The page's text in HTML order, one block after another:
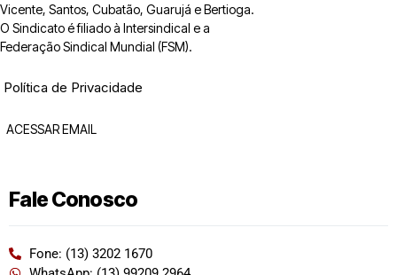
Vicente, Santos, Cubatão, Guarujá e Bertioga.
O Sindicato é filiado à Intersindical e a
Federação Sindical Mundial (FSM).
Política de Privacidade
ACESSAR EMAIL
Fale Conosco
Fone: (13) 3202 1670